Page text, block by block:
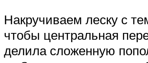
Накручиваем леску с
чтобы центральная
делила сложенную